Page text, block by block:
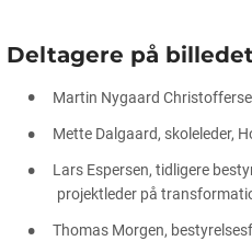
Deltagere på
Martin Nygaard
Mette Dalgaard, skoleleder,
Lars Espersen, tidligere
projektleder på
Thomas Morgen,